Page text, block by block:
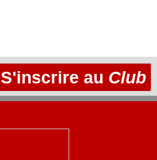
S'inscrire au Club